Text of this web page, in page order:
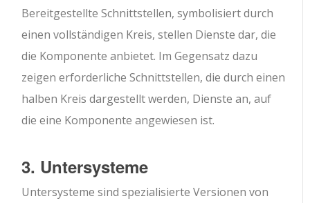
Bereitgestellte Schnittstellen, symbolisiert durch
einen vollständigen Kreis, stellen Dienste dar, die
die Komponente anbietet. Im Gegensatz dazu
zeigen erforderliche Schnittstellen, die durch einen
halben Kreis dargestellt werden, Dienste an, auf
die eine Komponente angewiesen ist.
3. Untersysteme
Untersysteme sind spezialisierte Versionen von